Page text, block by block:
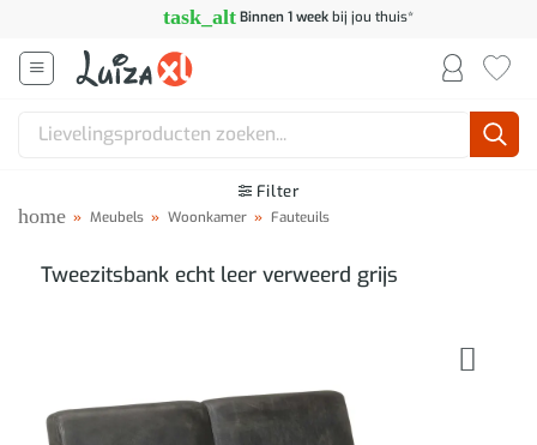
inhoud
task_alt Binnen 1 weekbij jou thuis*
Zoeken
Filter
home » Meubels » Woonkamer » Fauteuils
Tweezitsbank echt leer verweerd grijs